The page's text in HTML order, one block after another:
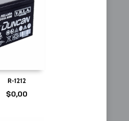
R-1212
$0,00